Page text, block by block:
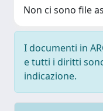
Non ci sono file
I documenti in
e tutti i diritti
indicazione.